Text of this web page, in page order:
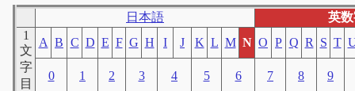
日本語
英
1
文
字
目
A B C D E F G H I J K L M N O P Q R S T
0 1 2 3 4 5 6 7 8
9